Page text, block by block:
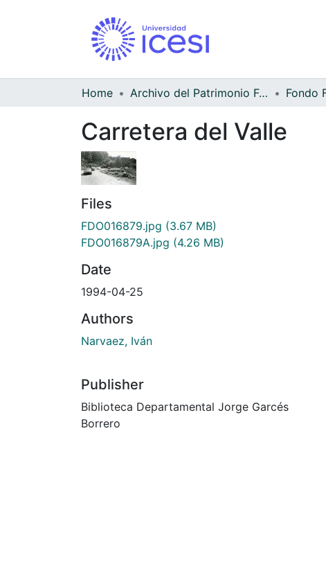
Home Archivo del Patrimonio Fotográfico y Fílmico del Valle del Cauca
Carretera del Valle
Files
FDO016879.jpg (3.67 MB)
FDO016879A.jpg (4.26 MB)
Date
1994-04-25
Authors
Narvaez, Iván
Publisher
Biblioteca Departamental Jorge Garcés
Borrero